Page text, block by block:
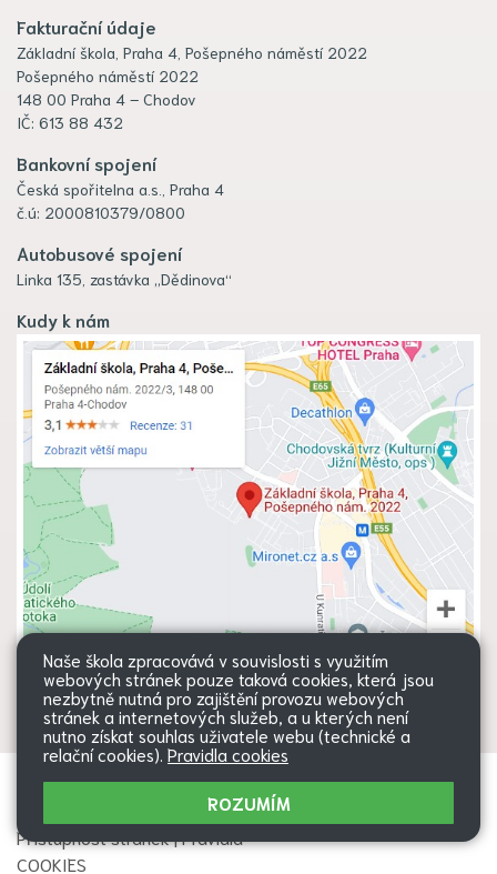
Fakturační údaje
Základní škola, Praha 4, Pošepného náměstí 2022
Pošepného náměstí 2022
148 00 Praha 4 – Chodov
IČ: 613 88 432
Bankovní spojení
Česká spořitelna a.s., Praha 4
č.ú: 2000810379/0800
Autobusové spojení
Linka 135, zastávka „Dědinova“
Kudy k nám
Všechna práva vyhrazena. Copyright
|Přihlásit|
Přístupnost stránek|Pravidla
COOKIES
Web školy
Naše škola zpracovává v souvislosti s využitím
webových stránek pouze taková cookies, která jsou
nezbytně nutná pro zajištění provozu webových
stránek a internetových služeb, a u kterých není
nutno získat souhlas uživatele webu (technické a
relační cookies). Pravidla cookies
ROZUMÍM